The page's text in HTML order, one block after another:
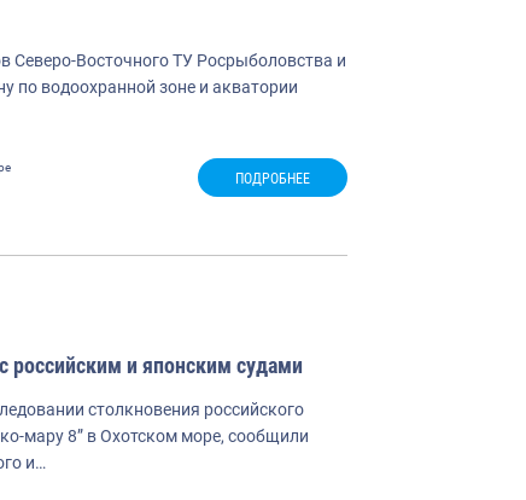
Северо-Восточного ТУ Росрыболовства и
по водоохранной зоне и акватории
ПОДРОБНЕЕ
российским и японским судами
столкновения российского
мару 8” в Охотском море, сообщили
и…